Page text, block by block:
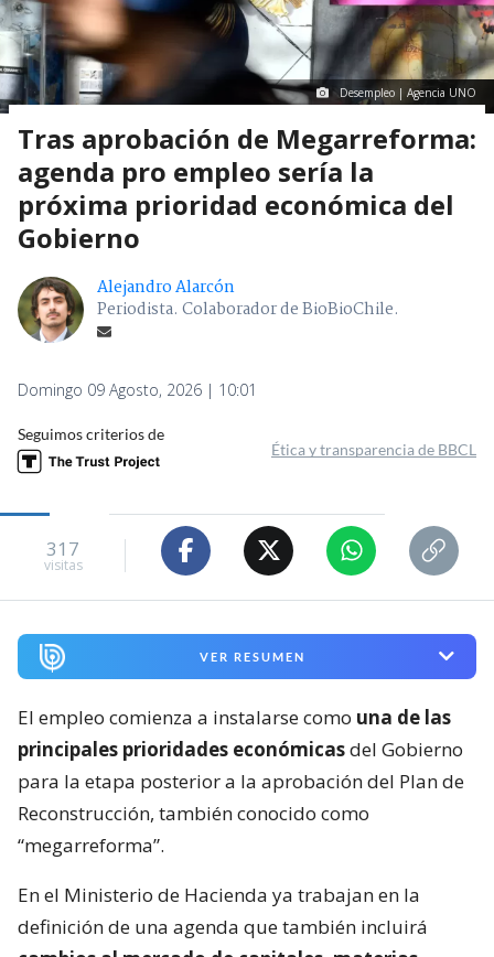
Desempleo | Agencia UNO
Tras aprobación de Megarreforma:
agenda pro empleo sería la
próxima prioridad económica del
Gobierno
Alejandro Alarcón
Periodista. Colaborador de BioBioChile.
Domingo 09 Agosto, 2026 | 10:01
Seguimos criterios de
Ética y transparencia de BBCL
317
visitas
VER RESUMEN
El empleo comienza a instalarse como una de las
principales prioridades económicasdel Gobierno
para la etapa posterior a la aprobación del Plan de
Reconstrucción, también conocido como
“megarreforma”.
En el Ministerio de Hacienda ya trabajan en la
definición de una agenda que también incluirá